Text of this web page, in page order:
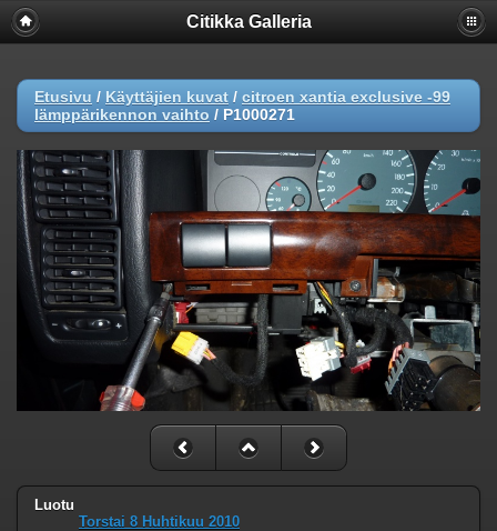
Citikka Galleria
Etusivu / Käyttäjien kuvat / citroen xantia exclusive -99
lämppärikennon vaihto / P1000271
Luotu
Torstai 8 Huhtikuu 2010